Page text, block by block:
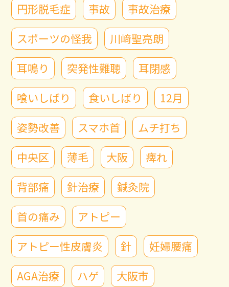
円形脱毛症
事故
事故治療
スポーツの怪我
川﨑聖亮朗
耳鳴り
突発性難聴
耳閉感
喰いしばり
食いしばり
12月
姿勢改善
スマホ首
ムチ打ち
中央区
薄毛 大阪
痺れ
背部痛
針治療
鍼灸院
首の痛み
アトピー
アトピー性皮膚炎
針
妊婦腰痛
AGA治療
ハゲ
大阪市